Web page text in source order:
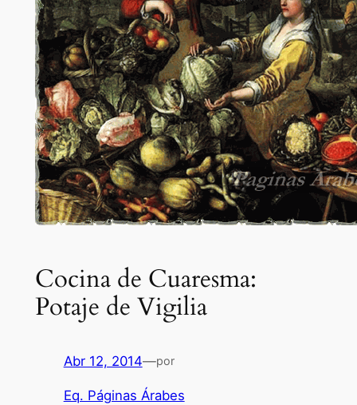
Cocina de Cuaresma:
Potaje de Vigilia
Abr 12, 2014—por
Eq. Páginas Árabes